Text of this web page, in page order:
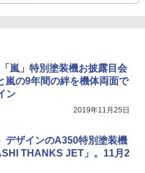
嵐」特別塗装機お披露目会
嵐の9年間の絆を機体両面で
ン
2019年11月25日
デザインのA350特別塗装機
THANKS JET」。11月2